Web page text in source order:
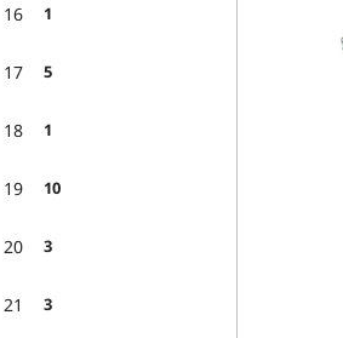
16 1
17 5
18 1
19 10
20 3
21 3